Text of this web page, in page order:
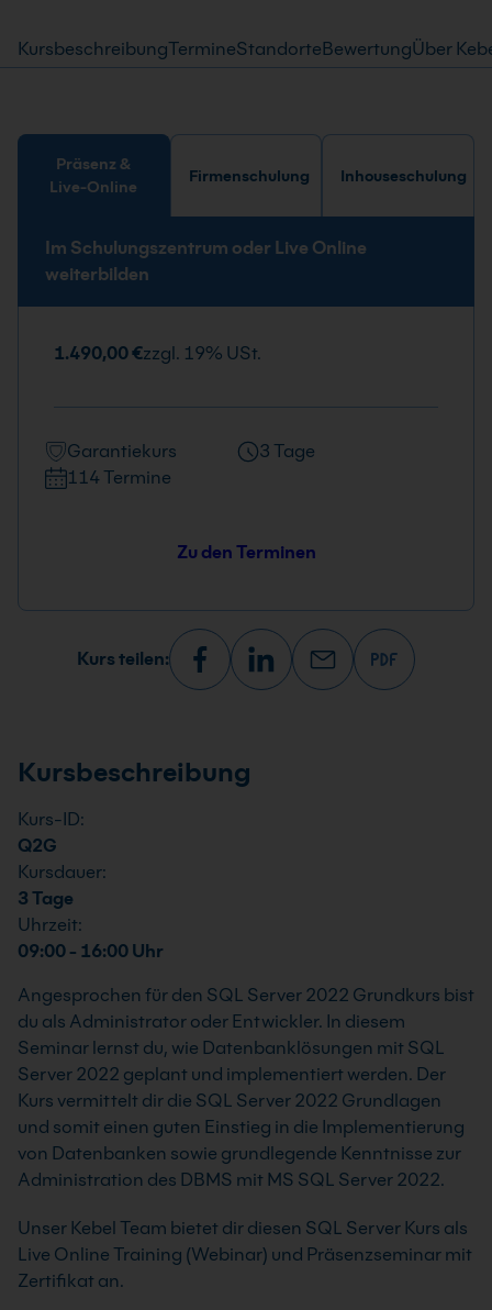
KursbeschreibungTermineStandorteBewertungÜber
Präsenz &
Live-Online
Firmenschulung Inhouseschulung
Im Schulungszentrum oder Live Online
weiterbilden
1.490,00 €zzgl. 19% USt.
Garantiekurs
3 Tage
114 Termine
Zu den Terminen
Kurs teilen:
Kursbeschreibung
Kurs-ID:
Q2G
Kursdauer:
3 Tage
Uhrzeit:
09:00 - 16:00 Uhr
Angesprochen für den SQL Server 2022 Grundkurs bist
du als Administrator oder Entwickler. In diesem
Seminar lernst du, wie Datenbanklösungen mit SQL
Server 2022 geplant und implementiert werden. Der
Kurs vermittelt dir die SQL Server 2022 Grundlagen
und somit einen guten Einstieg in die Implementierung
von Datenbanken sowie grundlegende Kenntnisse zur
Administration des DBMS mit MS SQL Server 2022.
Unser Kebel Team bietet dir diesen SQL Server Kurs als
Live Online Training (Webinar) und Präsenzseminar mit
Zertifikat an.